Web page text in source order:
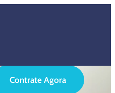
Contrate Agora